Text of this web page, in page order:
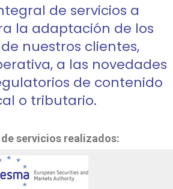
de servicios a
la adaptación de los
nuestros clientes,
a las novedades
de contenido
o tributario.
servicios realizados: